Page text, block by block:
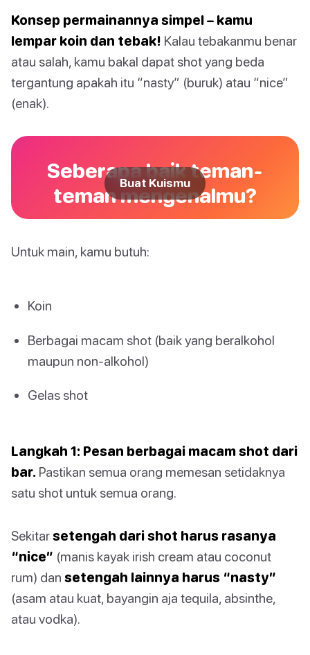
Konsep permainannya simpel – kamu
lempar koin dan tebak! Kalau tebakanmu benar
atau salah, kamu bakal dapat shot yang beda
tergantung apakah itu “nasty” (buruk) atau “nice”
(enak).
Seberapa baik teman-
teman mengenalmu?
Buat Kuismu
Untuk main, kamu butuh:
Koin
Berbagai macam shot (baik yang beralkohol
maupun non-alkohol)
Gelas shot
Langkah 1: Pesan berbagai macam shot dari
bar. Pastikan semua orang memesan setidaknya
satu shot untuk semua orang.
Sekitarsetengah dari shot harus rasanya
“nice” (manis kayak irish cream atau coconut
rum) dan setengah lainnya harus “nasty”
(asam atau kuat, bayangin aja tequila, absinthe,
atau vodka).